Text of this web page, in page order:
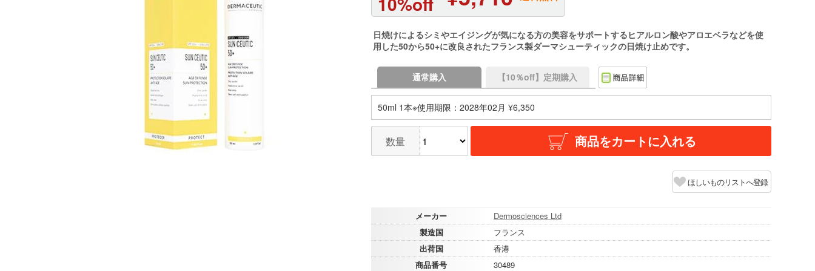
日焼けによるシミやエイジングが気になる方の美容をサポートするヒアルロン酸やアロエベラなどを使
用した50から50+に改良されたフランス製ダーマシューティックの日焼け止めです。
通常購入 【10％off】定期購入
50ml 1本※使用期限：2028年02月 ¥6,350
数量 商品をカートに入れる
ほしいものリストへ登録
メーカー
Dermosciences Ltd
製造国
フランス
出荷国
香港
商品番号
30489